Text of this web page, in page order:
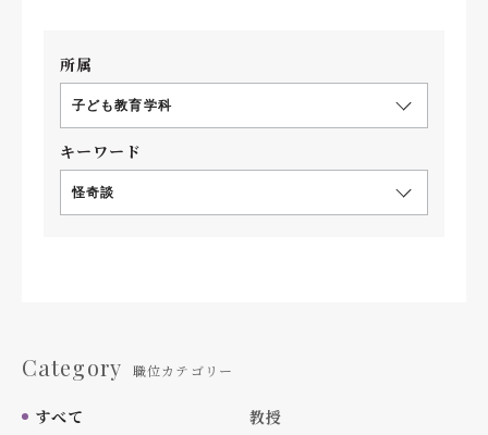
所属
子ども教育学科
キーワード
怪奇談
Category 職位カテゴリー
すべて
教授